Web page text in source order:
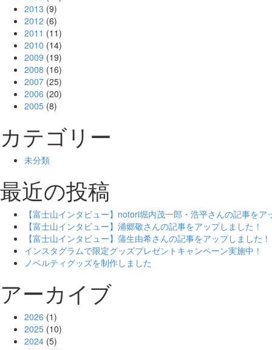
2013 (9)
2012 (6)
2011 (11)
2010 (14)
2009 (19)
2008 (16)
2007 (25)
2006 (20)
2005 (8)
カテゴリー
未分類
最近の投稿
【富士山インタビュー】notori堀内茂一郎・浩平さんの記事をア
【富士山インタビュー】浦郷敬さんの記事をアップしました！
【富士山インタビュー】蒲生由希さんの記事をアップしました！
インスタグラムで限定グッズプレゼントキャンペーン実施中！
ノベルティグッズを制作しました
アーカイブ
2026 (1)
2025 (10)
2024 (5)